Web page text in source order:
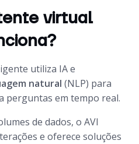
virtual
utiliza IA e
natural (NLP) para
perguntas em tempo real.
de dados, o AVI
e oferece soluções